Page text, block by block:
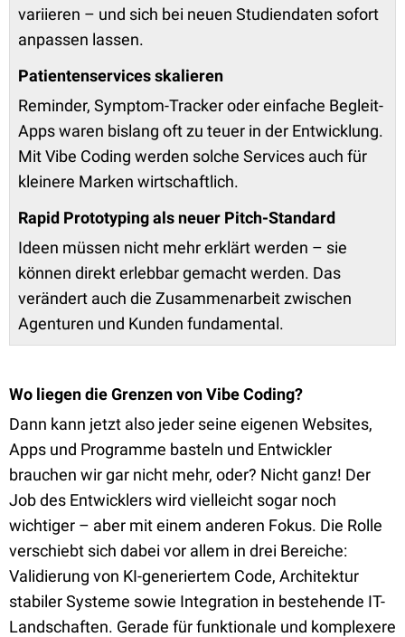
variieren – und sich bei neuen Studiendaten sofort
anpassen lassen.
Patientenservices skalieren
Reminder, Symptom-Tracker oder einfache Begleit-
Apps waren bislang oft zu teuer in der Entwicklung.
Mit Vibe Coding werden solche Services auch für
kleinere Marken wirtschaftlich.
Rapid Prototyping als neuer Pitch-Standard
Ideen müssen nicht mehr erklärt werden – sie
können direkt erlebbar gemacht werden. Das
verändert auch die Zusammenarbeit zwischen
Agenturen und Kunden fundamental.
Wo liegen die Grenzen von Vibe Coding?
Dann kann jetzt also jeder seine eigenen Websites,
Apps und Programme basteln und Entwickler
brauchen wir gar nicht mehr, oder? Nicht ganz! Der
Job des Entwicklers wird vielleicht sogar noch
wichtiger – aber mit einem anderen Fokus. Die Rolle
verschiebt sich dabei vor allem in drei Bereiche:
Validierung von KI-generiertem Code, Architektur
stabiler Systeme sowie Integration in bestehende IT-
Landschaften. Gerade für funktionale und komplexere